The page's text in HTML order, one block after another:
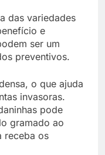
das variedades
e
ser um
preventivos.
o que ajuda
invasoras.
pode
gramado ao
receba os